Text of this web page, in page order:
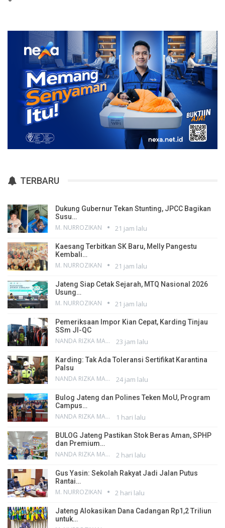
TERBARU
Dukung Gubernur Tekan Stunting, JPCC Bagikan
Susu…
M. NURROZIKAN 21 jam lalu
Kaesang Terbitkan SK Baru, Melly Pangestu
Kembali…
M. NURROZIKAN 21 jam lalu
Jateng Siap Cetak Sejarah, MTQ Nasional 2026
Usung…
M. NURROZIKAN 21 jam lalu
Pemeriksaan Impor Kian Cepat, Karding Tinjau
SSm JI-QC
NANDA RIZKA MAHENDRA 23 jam lalu
Karding: Tak Ada Toleransi Sertifikat Karantina
Palsu
NANDA RIZKA MAHENDRA 24 jam lalu
Bulog Jateng dan Polines Teken MoU, Program
Campus…
NANDA RIZKA MAHENDRA 1 hari lalu
BULOG Jateng Pastikan Stok Beras Aman, SPHP
dan Premium…
NANDA RIZKA MAHENDRA 2 hari lalu
Gus Yasin: Sekolah Rakyat Jadi Jalan Putus
Rantai…
M. NURROZIKAN 2 hari lalu
Jateng Alokasikan Dana Cadangan Rp1,2 Triliun
untuk…